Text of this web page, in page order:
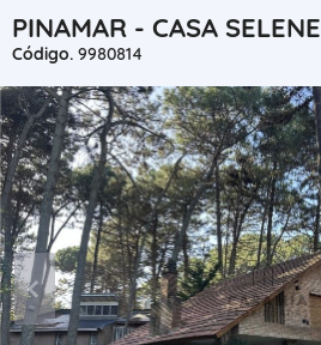
PINAMAR - CASA SELENE
Código. 9980814